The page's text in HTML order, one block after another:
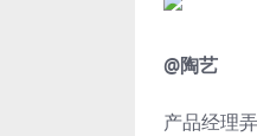
@陶艺
产品经理